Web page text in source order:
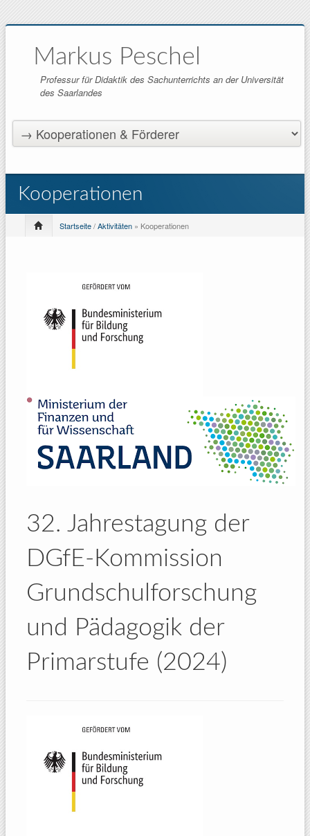
Markus Peschel
Professur für Didaktik des Sachunterrichts an der Universität
des Saarlandes
Kooperationen
Startseite/Aktivitäten » Kooperationen
32. Jahrestagung der
DGfE-Kommission
Grundschulforschung
und Pädagogik der
Primarstufe (2024)